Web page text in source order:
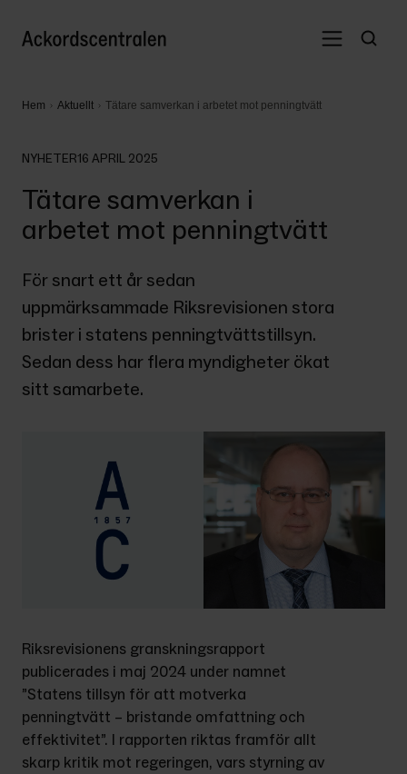
Hem Aktuellt Tätare samverkan i arbetet mot penningtvätt
NYHETER16 APRIL 2025
Tätare samverkan i
arbetet mot penningtvätt
För snart ett år sedan
uppmärksammade Riksrevisionen stora
brister i statens penningtvättstillsyn.
Sedan dess har flera myndigheter ökat
sitt samarbete.
Riksrevisionens granskningsrapport
publicerades i maj 2024 under namnet
”Statens tillsyn för att motverka
penningtvätt – bristande omfattning och
effektivitet”. I rapporten riktas framför allt
skarp kritik mot regeringen, vars styrning av